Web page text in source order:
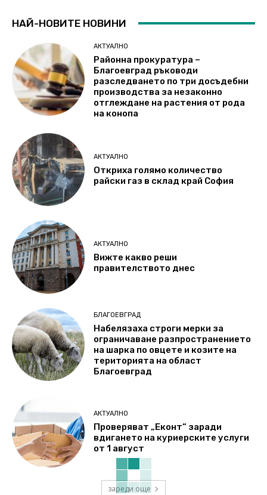
НАЙ-НОВИТЕ НОВИНИ
АКТУАЛНО
Районна прокуратура –
Благоевград ръководи
разследването по три досъдебни
производства за незаконно
отглеждане на растения от рода
на конопа
АКТУАЛНО
Откриха голямо количество
райски газ в склад край София
АКТУАЛНО
Вижте какво реши
правителството днес
БЛАГОЕВГРАД
Набелязаха строги мерки за
ограничаване разпространението
на шарка по овцете и козите на
територията на област
Благоевград
АКТУАЛНО
Проверяват „Еконт“ заради
вдигането на куриерските услуги
от 1 август
зареди още